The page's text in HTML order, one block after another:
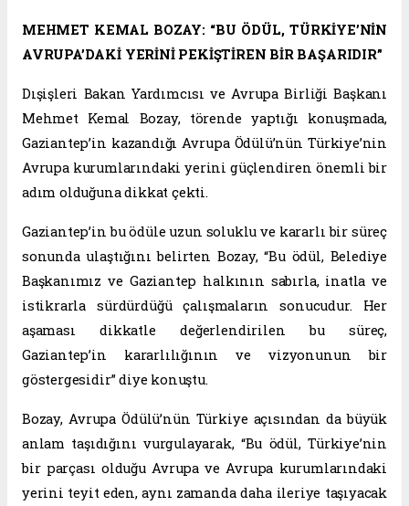
MEHMET KEMAL BOZAY: “BU ÖDÜL, TÜRKİYE’NİN
AVRUPA’DAKİ YERİNİ PEKİŞTİREN BİR BAŞARIDIR”
Dışişleri Bakan Yardımcısı ve Avrupa Birliği Başkanı
Mehmet Kemal Bozay, törende yaptığı konuşmada,
Gaziantep’in kazandığı Avrupa Ödülü’nün Türkiye’nin
Avrupa kurumlarındaki yerini güçlendiren önemli bir
adım olduğuna dikkat çekti.
Gaziantep’in bu ödüle uzun soluklu ve kararlı bir süreç
sonunda ulaştığını belirten Bozay, “Bu ödül, Belediye
Başkanımız ve Gaziantep halkının sabırla, inatla ve
istikrarla sürdürdüğü çalışmaların sonucudur. Her
aşaması dikkatle değerlendirilen bu süreç,
Gaziantep’in kararlılığının ve vizyonunun bir
göstergesidir” diye konuştu.
Bozay, Avrupa Ödülü’nün Türkiye açısından da büyük
anlam taşıdığını vurgulayarak, “Bu ödül, Türkiye’nin
bir parçası olduğu Avrupa ve Avrupa kurumlarındaki
yerini teyit eden, aynı zamanda daha ileriye taşıyacak